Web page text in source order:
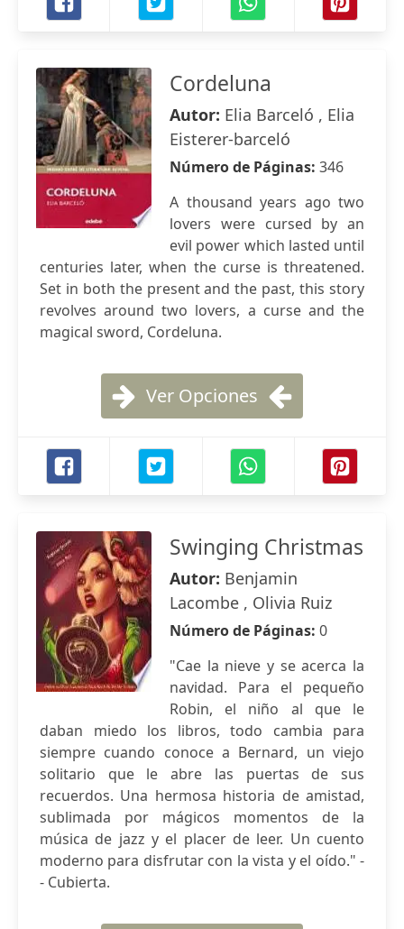
Cordeluna
Autor: Elia Barceló , Elia
Eisterer-barceló
Número de Páginas: 346
A thousand years ago two
lovers were cursed by an
evil power which lasted until
centuries later, when the curse is threatened.
Set in both the present and the past, this story
revolves around two lovers, a curse and the
magical sword, Cordeluna.
Ver Opciones
Swinging Christmas
Autor: Benjamin
Lacombe , Olivia Ruiz
Número de Páginas: 0
"Cae la nieve y se acerca la
navidad. Para el pequeño
Robin, el niño al que le
daban miedo los libros, todo cambia para
siempre cuando conoce a Bernard, un viejo
solitario que le abre las puertas de sus
recuerdos. Una hermosa historia de amistad,
sublimada por mágicos momentos de la
música de jazz y el placer de leer. Un cuento
moderno para disfrutar con la vista y el oído." -
- Cubierta.